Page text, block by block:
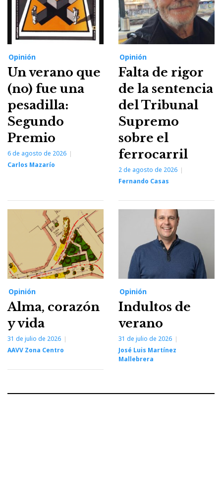
Opinión
Un verano que
(no) fue una
pesadilla:
Segundo
Premio
6 de agosto de 2026
Carlos Mazarío
Opinión
Falta de rigor
de la sentencia
del Tribunal
Supremo
sobre el
ferrocarril
2 de agosto de 2026
Fernando Casas
Opinión
Alma, corazón
y vida
31 de julio de 2026
AAVV Zona Centro
Opinión
Indultos de
verano
31 de julio de 2026
José Luis Martínez
Mallebrera